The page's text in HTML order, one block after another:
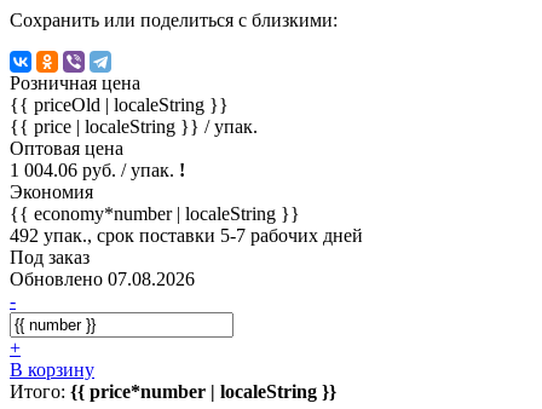
Сохранить или поделиться с близкими:
Розничная цена
{{ priceOld | localeString }}
{{ price | localeString }} / упак.
Оптовая цена
1 004.06 руб. / упак. !
Экономия
{{ economy*number | localeString }}
492 упак., срок поставки 5-7 рабочих дней
Под заказ
Обновлено 07.08.2026
-
+
В корзину
Итого: {{ price*number | localeString }}